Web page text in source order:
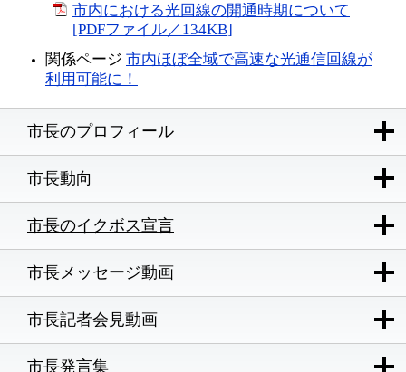
市内における光回線の開通時期について
[PDFファイル／134KB]
関係ページ 市内ほぼ全域で高速な光通信回線が
利用可能に！
市長のプロフィール
市長動向
市長のイクボス宣言
市長メッセージ動画
市長記者会見動画
市長発言集